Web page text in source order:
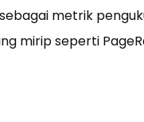
metrik
mirip seperti